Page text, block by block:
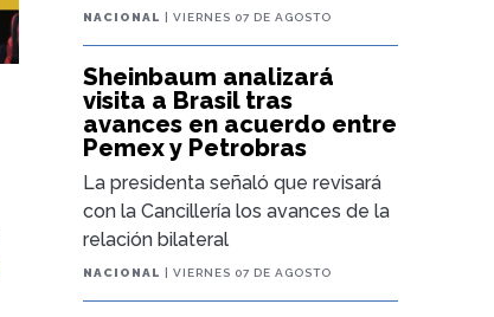
NACIONAL | VIERNES 07 DE AGOSTO
Sheinbaum analizará
visita a Brasil tras
avances en acuerdo entre
Pemex y Petrobras
La presidenta señaló que revisará
con la Cancillería los avances de la
relación bilateral
NACIONAL | VIERNES 07 DE AGOSTO